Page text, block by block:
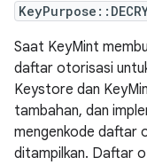
Saat KeyMint
daftar otorisasi
Keystore dan
tambahan, dan
mengenkode daftar
ditampilkan. Daftar